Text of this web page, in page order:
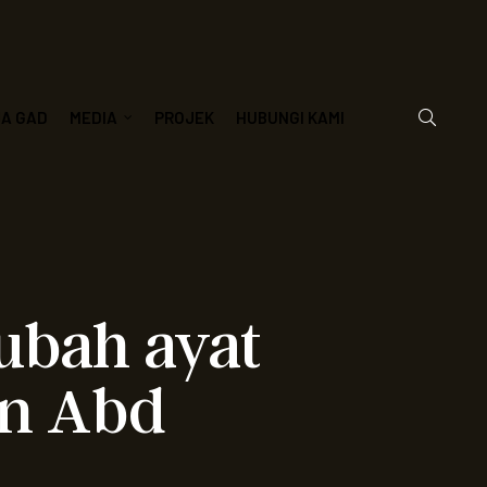
GAD MEDIA PROJEK HUBUNGI KAMI
ayat
Abd